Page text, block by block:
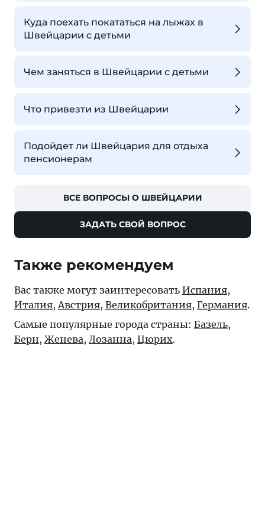
Куда поехать покататься на лыжах в
Швейцарии с детьми
Чем заняться в Швейцарии с детьми
Что привезти из Швейцарии
Подойдет ли Швейцария для отдыха
пенсионерам
ВСЕ ВОПРОСЫ О ШВЕЙЦАРИИ
ЗАДАТЬ СВОЙ ВОПРОС
Также рекомендуем
Вас также могут заинтересовать Испания,
Италия, Австрия, Великобритания, Германия.
Самые популярные города страны: Базель,
Берн, Женева, Лозанна, Цюрих.